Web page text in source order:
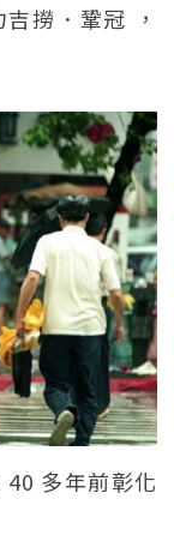
撈．鞏冠 ，
多年前彰化